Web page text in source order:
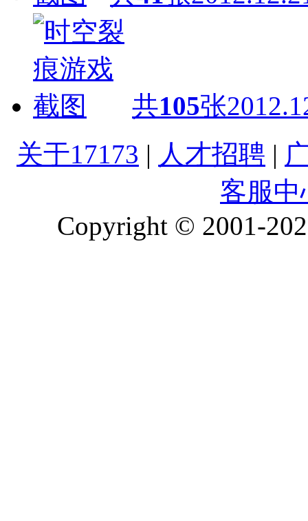
共105张
关于17173 | 人才招聘 |
客服中
Copyright © 2001-